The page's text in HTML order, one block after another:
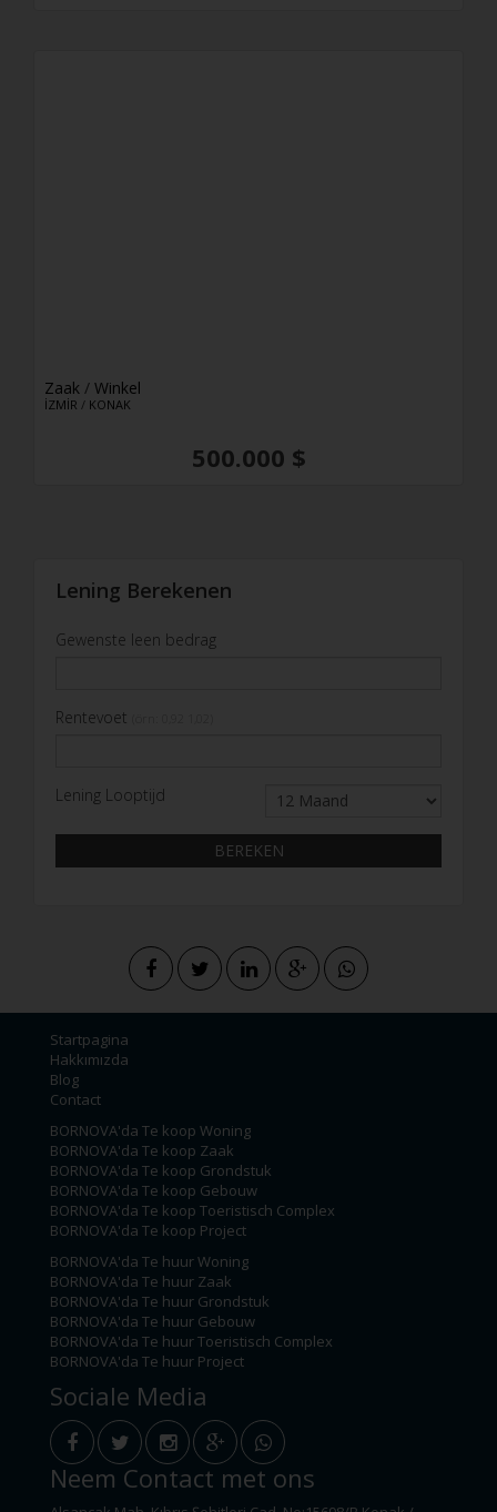
Zaak / Winkel
İZMİR / KONAK
500.000 $
Lening Berekenen
Gewenste leen bedrag
Rentevoet
Lening Looptijd
BEREKEN
Startpagina
Hakkımızda
Blog
Contact
BORNOVA'da Te koop Woning
BORNOVA'da Te koop Zaak
BORNOVA'da Te koop Grondstuk
BORNOVA'da Te koop Gebouw
BORNOVA'da Te koop Toeristisch Complex
BORNOVA'da Te koop Project
BORNOVA'da Te huur Woning
BORNOVA'da Te huur Zaak
BORNOVA'da Te huur Grondstuk
BORNOVA'da Te huur Gebouw
BORNOVA'da Te huur Toeristisch Complex
BORNOVA'da Te huur Project
Sociale Media
Neem Contact met ons